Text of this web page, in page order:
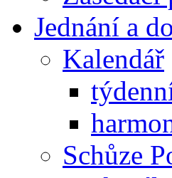
Jednání a
Kalendář
Schůze